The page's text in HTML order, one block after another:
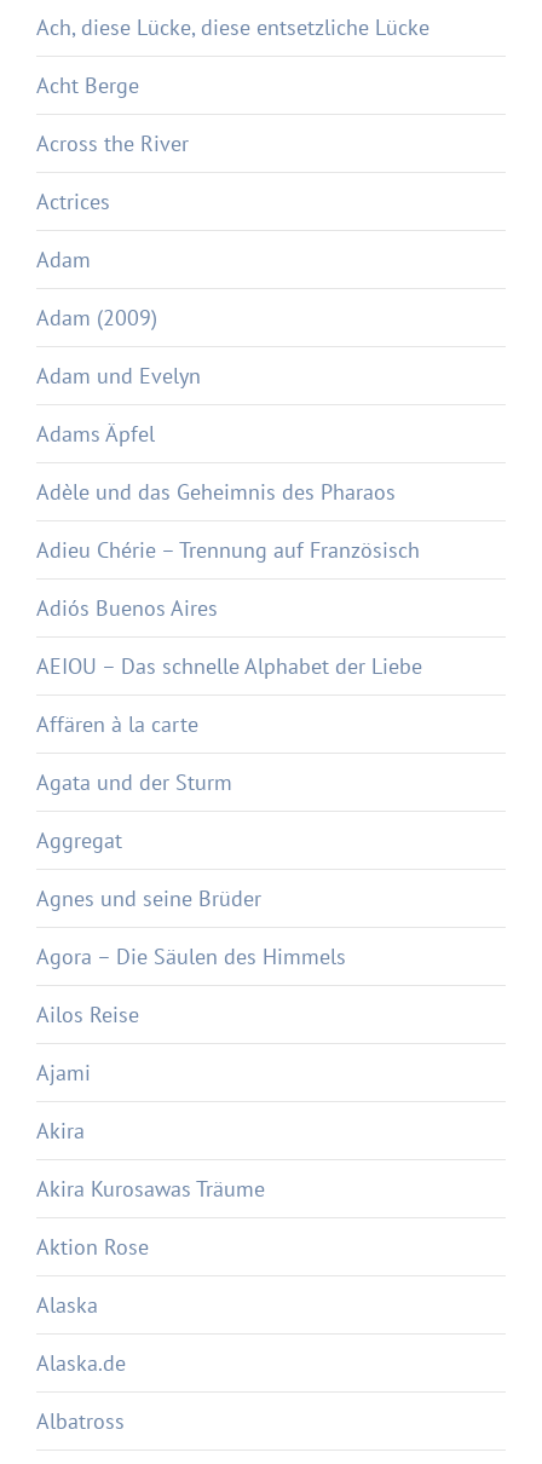
Ach, diese Lücke, diese entsetzliche Lücke
Acht Berge
Across the River
Actrices
Adam
Adam (2009)
Adam und Evelyn
Adams Äpfel
Adèle und das Geheimnis des Pharaos
Adieu Chérie – Trennung auf Französisch
Adiós Buenos Aires
AEIOU – Das schnelle Alphabet der Liebe
Affären à la carte
Agata und der Sturm
Aggregat
Agnes und seine Brüder
Agora – Die Säulen des Himmels
Ailos Reise
Ajami
Akira
Akira Kurosawas Träume
Aktion Rose
Alaska
Alaska.de
Albatross